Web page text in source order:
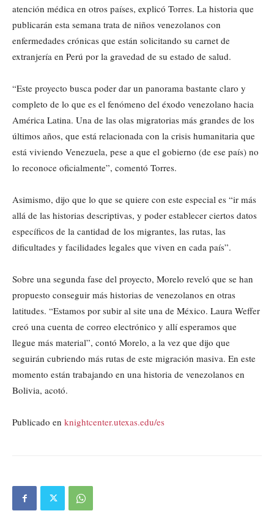
atención médica en otros países, explicó Torres. La historia que
publicarán esta semana trata de niños venezolanos con
enfermedades crónicas que están solicitando su carnet de
extranjería en Perú por la gravedad de su estado de salud.
“Este proyecto busca poder dar un panorama bastante claro y
completo de lo que es el fenómeno del éxodo venezolano hacia
América Latina. Una de las olas migratorias más grandes de los
últimos años, que está relacionada con la crisis humanitaria que
está viviendo Venezuela, pese a que el gobierno (de ese país) no
lo reconoce oficialmente”, comentó Torres.
Asimismo, dijo que lo que se quiere con este especial es “ir más
allá de las historias descriptivas, y poder establecer ciertos datos
específicos de la cantidad de los migrantes, las rutas, las
dificultades y facilidades legales que viven en cada país”.
Sobre una segunda fase del proyecto, Morelo reveló que se han
propuesto conseguir más historias de venezolanos en otras
latitudes. “Estamos por subir al site una de México. Laura Weffer
creó una cuenta de correo electrónico y allí esperamos que
llegue más material”, contó Morelo, a la vez que dijo que
seguirán cubriendo más rutas de este migración masiva. En este
momento están trabajando en una historia de venezolanos en
Bolivia, acotó.
Publicado en knightcenter.utexas.edu/es